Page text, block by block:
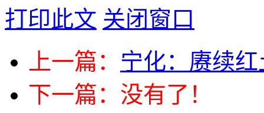
打印此文 关闭窗口
上一篇： 宁化：赓续
下一篇：没有了！